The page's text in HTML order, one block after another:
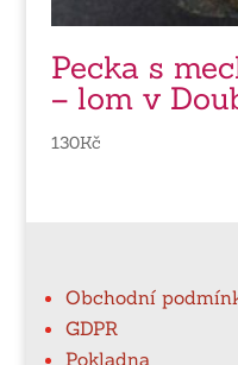
Pecka s
– lom v
130Kč
Obchodní
GDPR
Pokladna